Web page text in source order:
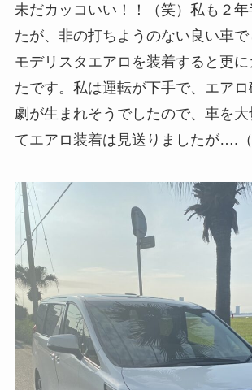
未だカッコいい！！（笑）私も２年
たが、非の打ちようのない良い車で
モデリスタエアロを装着すると更
たです。私は運転が下手で、エア
劇が生まれそうでしたので、車を大
てエアロ装着は見送りましたが….（